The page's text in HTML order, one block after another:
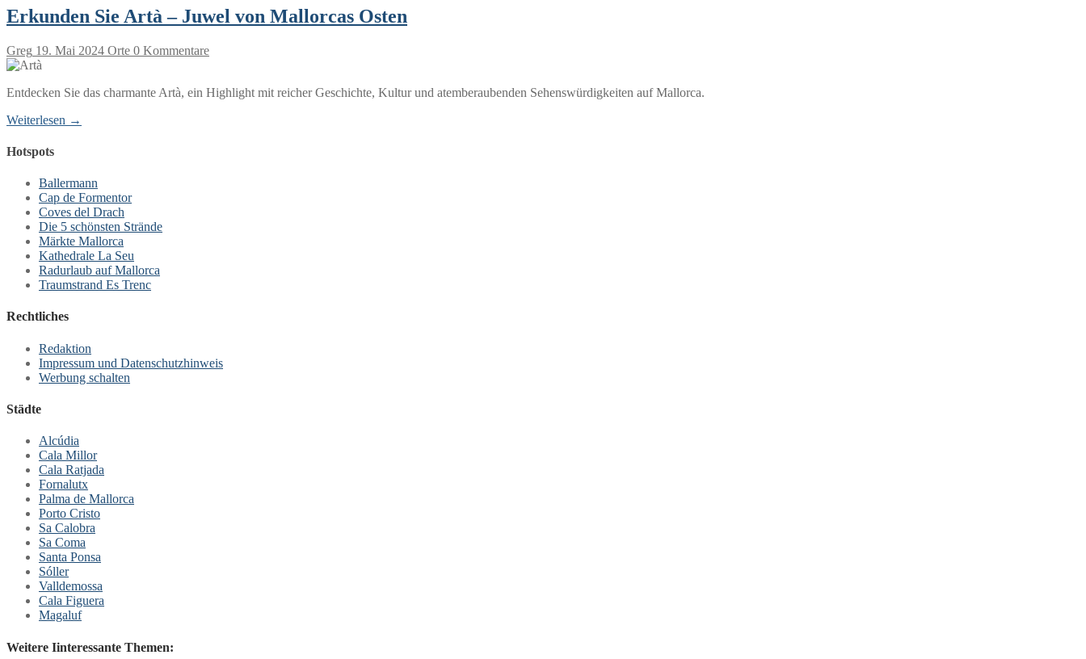
Erkunden Sie Artà – Juwel von Mallorcas Osten
Greg 19. Mai 2024 Orte 0 Kommentare
Entdecken Sie das charmante Artà, ein Highlight mit reicher Geschichte, Kultur und atemberaubenden Sehenswürdigkeiten auf Mallorca.
Weiterlesen →
Hotspots
Ballermann
Cap de Formentor
Coves del Drach
Die 5 schönsten Strände
Märkte Mallorca
Kathedrale La Seu
Radurlaub auf Mallorca
Traumstrand Es Trenc
Rechtliches
Redaktion
Impressum und Datenschutzhinweis
Werbung schalten
Städte
Alcúdia
Cala Millor
Cala Ratjada
Fornalutx
Palma de Mallorca
Porto Cristo
Sa Calobra
Sa Coma
Santa Ponsa
Sóller
Valldemossa
Cala Figuera
Magaluf
Weitere Iinteressante Themen: